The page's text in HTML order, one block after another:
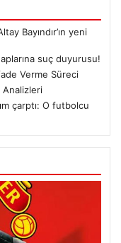
Bayındır’ın yeni
suç duyurusu!
Verme Süreci
Analizleri
çarptı: O futbolcu